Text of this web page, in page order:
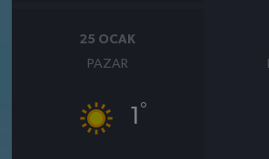
25 OCAK
PAZAR
1 °